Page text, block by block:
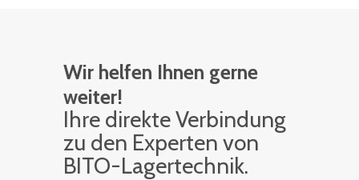
Wir helfen Ihnen gerne
weiter!
Ihre di­rek­te Ver­bin­dung
zu den Ex­per­ten von
BITO-La­ger­tech­nik.